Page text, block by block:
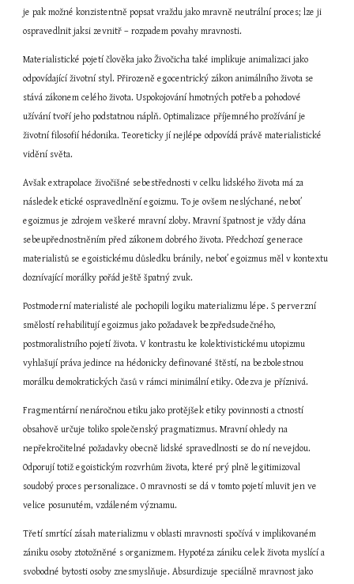
je pak možné konzistentně popsat vraždu jako mravně neutrální proces; lze ji
ospravedlnit jaksi zevnitř – rozpadem povahy mravnosti.
Materialistické pojetí člověka jako Živočicha také implikuje animalizaci jako
odpovídající životní styl. Přirozeně egocentrický zákon animálního života se
stává zákonem celého života. Uspokojování hmotných potřeb a pohodové
užívání tvoří jeho podstatnou náplň. Optimalizace příjemného prožívání je
životní filosofií hédonika. Teoreticky jí nejlépe odpovídá právě materialistické
vidění světa.
Avšak extrapolace živočišné sebestřednosti v celku lidského života má za
následek etické ospravedlnění egoizmu. To je ovšem neslýchané, neboť
egoizmus je zdrojem veškeré mravní zloby. Mravní špatnost je vždy dána
sebeupřednostněním před zákonem dobrého života. Předchozí generace
materialistů se egoistickému důsledku bránily, neboť egoizmus měl v kontextu
doznívající morálky pořád ještě špatný zvuk.
Postmoderní materialisté ale pochopili logiku materializmu lépe. S perverzní
smělostí rehabilitují egoizmus jako požadavek bezpředsudečného,
postmoralistního pojetí života. V kontrastu ke kolektivistickému utopizmu
vyhlašují práva jedince na hédonicky definované štěstí, na bezbolestnou
morálku demokratických časů v rámci minimální etiky. Odezva je příznivá.
Fragmentární nenáročnou etiku jako protějšek etiky povinnosti a ctností
obsahově určuje toliko společenský pragmatizmus. Mravní ohledy na
nepřekročitelné požadavky obecně lidské spravedlnosti se do ní nevejdou.
Odporují totiž egoistickým rozvrhům života, které prý plně legitimizoval
soudobý proces personalizace. O mravnosti se dá v tomto pojetí mluvit jen ve
velice posunutém, vzdáleném významu.
Třetí smrtící zásah materializmu v oblasti mravnosti spočívá v implikovaném
zániku osoby ztotožněné s organizmem. Hypotéza zániku celek života myslící a
svobodné bytosti osoby znesmyslňuje. Absurdizuje speciálně mravnost jako